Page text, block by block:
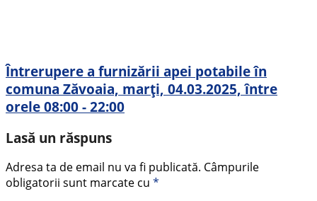
Întrerupere a furnizării apei potabile în
comuna Zăvoaia, marți, 04.03.2025, între
orele 08:00 - 22:00
Lasă un răspuns
Adresa ta de email nu va fi publicată. Câmpurile
obligatorii sunt marcate cu *